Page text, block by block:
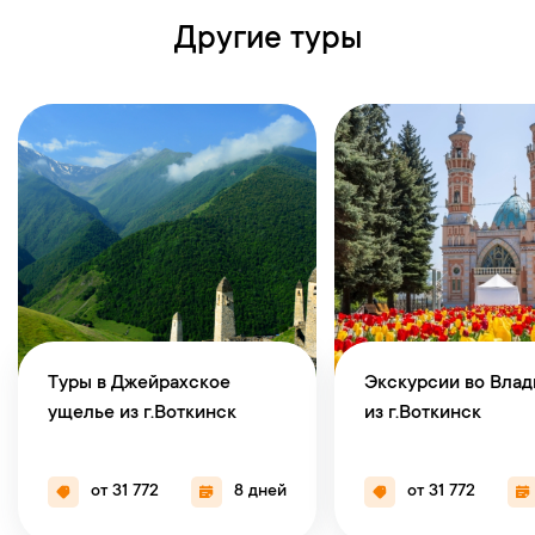
Другие туры
Туры в Джейрахское
ущелье из г.Воткинск
от 31 772 8 дней
Экскурсии во
из г.Воткинск
от 31 772